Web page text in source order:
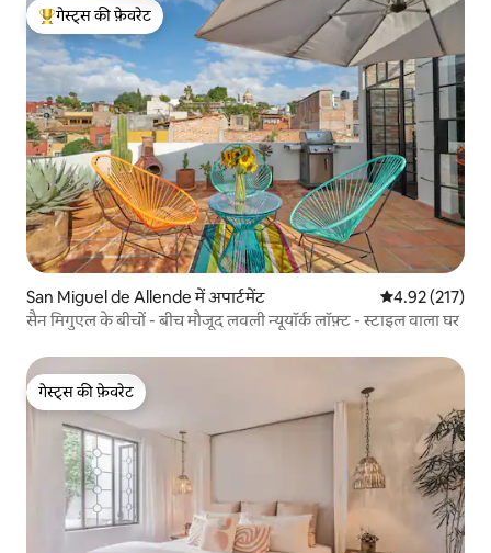
गेस्ट्स का टॉप फ़ेवरेट
गेस्ट्स की फ़ेवरेट
San Miguel de Allende में अपार्टमेंट औसत रेटिंग 5 में से
4.92 (217)
सैन मिगुएल के बीचों - बीच मौजूद लवली न्यूयॉर्क लॉफ़्ट - स्टाइल वाला घर
गेस्ट्स की फ़ेवरेट
गेस्ट्स की फ़ेवरेट